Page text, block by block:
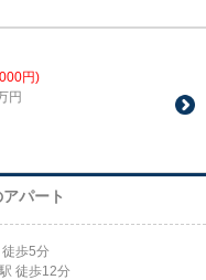
円)
円
パート
徒歩5分
駅 徒歩12分